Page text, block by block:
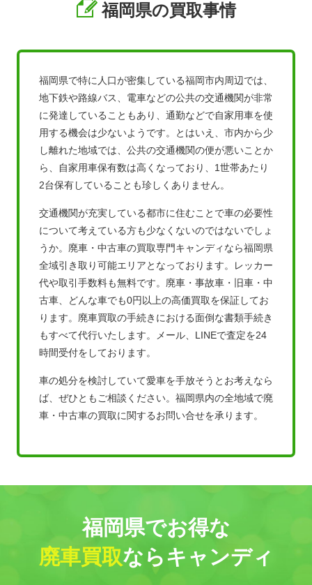
福岡県の買取事情
福岡県で特に人口が密集している福岡市内周辺では、
地下鉄や路線バス、電車などの公共の交通機関が非常
に発達していることもあり、通勤などで自家用車を使
用する機会は少ないようです。とはいえ、市内から少
し離れた地域では、公共の交通機関の便が悪いことか
ら、自家用車保有数は高くなっており、1世帯あたり
2台保有していることも珍しくありません。
交通機関が充実している都市に住むことで車の必要性
について考えている方も少なくないのではないでしょ
うか。廃車・中古車の買取専門キャンディなら福岡県
全域引き取り可能エリアとなっております。レッカー
代や取引手数料も無料です。廃車・事故車・旧車・中
古車、どんな車でも0円以上の高価買取を保証してお
ります。廃車買取の手続きにおける面倒な書類手続き
もすべて代行いたします。メール、LINEで査定を24
時間受付をしております。
車の処分を検討していて愛車を手放そうとお考えなら
ば、ぜひともご相談ください。福岡県内の全地域で廃
車・中古車の買取に関するお問い合せを承ります。
福岡県でお得な
廃車買取ならキャンディ